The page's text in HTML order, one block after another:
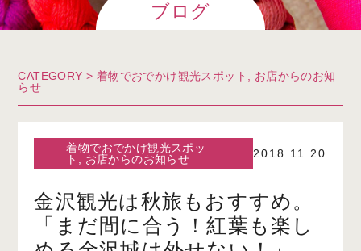
ブログ
CATEGORY > 着物でおでかけ観光スポット
お店からのお知
らせ
着物でおでかけ観光スポッ
ト
お店からのお知らせ 2018.11.20
金沢観光は秋旅もおすすめ。
「まだ間に合う！紅葉も楽し